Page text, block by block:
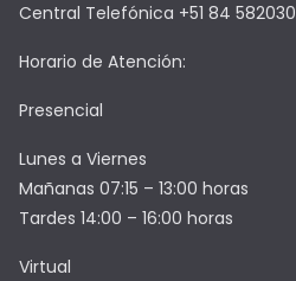
Central Telefónica +51 84 582030
Horario de Atención:
Presencial
Lunes a Viernes
Mañanas 07:15 – 13:00 horas
Tardes 14:00 – 16:00 horas
Virtual